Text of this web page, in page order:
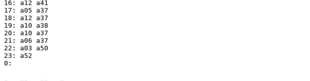
16: a12 a41
17: a05 a37
18: a12 a37
19: a10 a38
20: a10 a37
21: a06 a37
22: a03 a50
23: a52
0: